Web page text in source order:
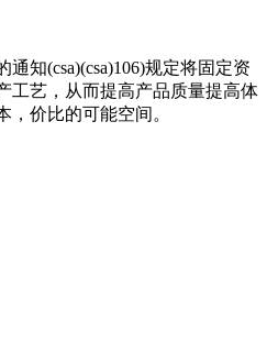
知(csa)(csa)106)规定将固定资
工艺，从而提高产品质量提高体
价比的可能空间。